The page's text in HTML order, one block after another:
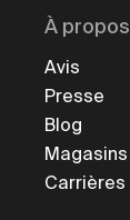
À propos
Avis
Presse
Blog
Magasins
Carrières